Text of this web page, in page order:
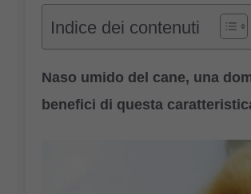
Indice dei contenuti
Naso umido del cane, una
benefici di questa